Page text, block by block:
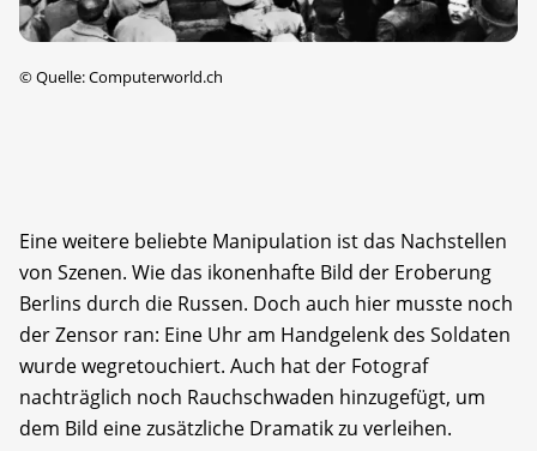
©Quelle: Computerworld.ch
Eine weitere beliebte Manipulation ist das Nachstellen
von Szenen. Wie das ikonenhafte Bild der Eroberung
Berlins durch die Russen. Doch auch hier musste noch
der Zensor ran: Eine Uhr am Handgelenk des Soldaten
wurde wegretouchiert. Auch hat der Fotograf
nachträglich noch Rauchschwaden hinzugefügt, um
dem Bild eine zusätzliche Dramatik zu verleihen.